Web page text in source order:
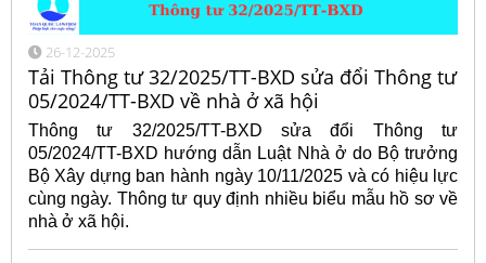
26-12-2025
Tải Thông tư 32/2025/TT-BXD sửa đổi Thông tư
05/2024/TT-BXD về nhà ở xã hội
Thông tư 32/2025/TT-BXD sửa đổi Thông tư
05/2024/TT-BXD hướng dẫn Luật Nhà ở do Bộ trưởng
Bộ Xây dựng ban hành ngày 10/11/2025 và có hiệu lực
cùng ngày. Thông tư quy định nhiều biểu mẫu hồ sơ về
nhà ở xã hội.